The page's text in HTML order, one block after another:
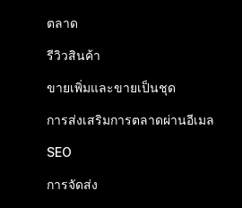
ตลาด
รีวิวสินค้า
ขายเพิ่มและขายเป็นชุด
การส่งเสริมการตลาดผ่านอีเมล
SEO
การจัดส่ง